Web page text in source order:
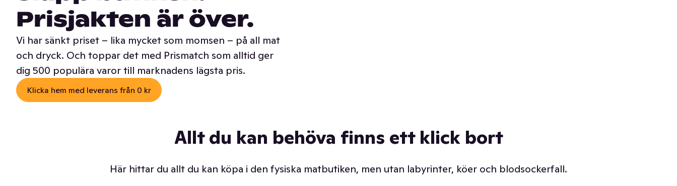
Prisjakten är över.
Vi har sänkt priset – lika mycket som momsen – på all mat
och dryck. Och toppar det med Prismatch som alltid ger
dig 500 populära varor till marknadens lägsta pris.
Klicka hem med leverans från 0 kr
Allt du kan behöva finns ett klick bort
Här hittar du allt du kan köpa i den fysiska matbutiken, men utan labyrinter, köer och blodsockerfall.